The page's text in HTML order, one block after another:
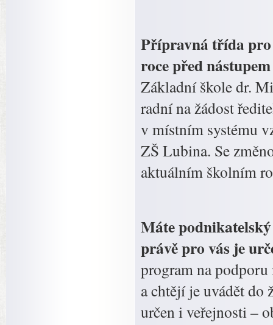
Přípravná třída pro
roce před
Základní škole dr.
radní na žádost
v místním systému
ZŠ Lubina. Se
aktuálním školním
Máte
právě pro vás je
program na
a chtějí je uvádět do
určen i veřejnosti –